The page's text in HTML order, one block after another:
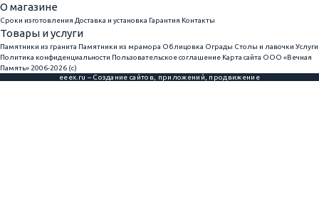
О магазине
Сроки изготовления Доставка и установка Гарантия Контакты
Товары и услуги
Памятники из гранита Памятники из мрамора Облицовка Ограды Столы и лавочки Услуги
Политика конфиденциальности Пользовательское соглашение Карта сайта ООО «Вечная
Память» 2006-2026 (с)
eeex.ru – Создание сайтов, приложений, продвижение